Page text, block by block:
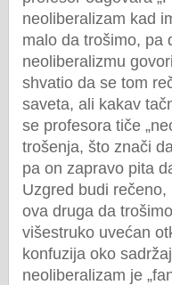
neoliberalizam kad
malo da trošimo, pa
neoliberalizmu
shvatio da se tom
saveta, ali kakav
se profesora tiče
trošenja, što znači
pa on zapravo pita
Uzgred budi
ova druga da
višestruko uvećan
konfuzija oko
neoliberalizam je